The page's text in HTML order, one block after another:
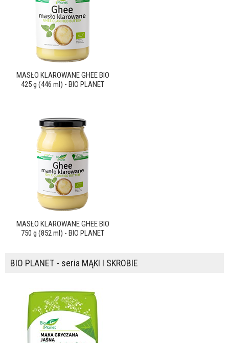
MASŁO KLAROWANE GHEE BIO
425 g (446 ml) - BIO PLANET
MASŁO KLAROWANE GHEE BIO
750 g (852 ml) - BIO PLANET
BIO PLANET - seria MĄKI I SKROBIE